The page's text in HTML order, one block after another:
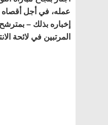
إخباره بذلك –
المرتبين في لائحة